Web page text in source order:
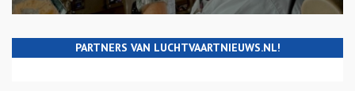
PARTNERS VAN LUCHTVAARTNIEUWS.NL!